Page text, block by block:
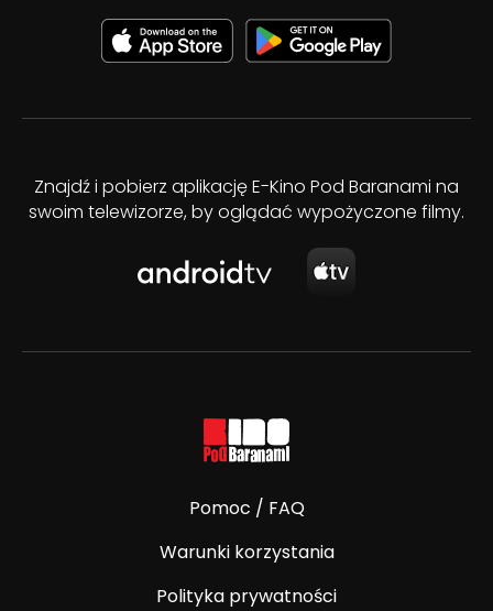
Znajdź i pobierz aplikację E-Kino Pod Baranami na
swoim telewizorze, by oglądać wypożyczone filmy.
Pomoc / FAQ
Warunki korzystania
Polityka prywatności